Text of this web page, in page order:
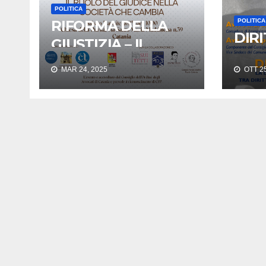
POLITICA
RIFORMA DELLA
GIUSTIZIA – IL
RUOLO DEL
GIUDICE NELLA
MAR 24, 2025
POLITICA
OTT